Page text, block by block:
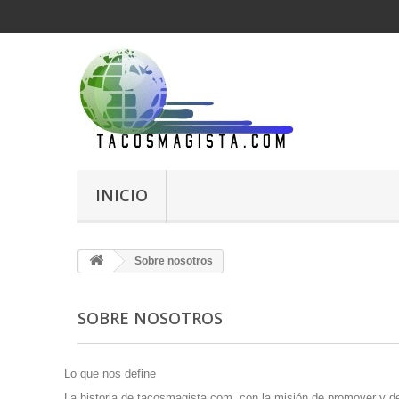
INICIO
Sobre nosotros
SOBRE NOSOTROS
Lo que nos define